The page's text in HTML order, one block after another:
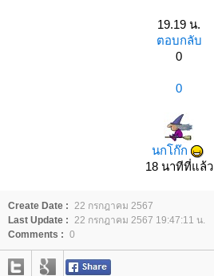
19.19 น.
ตอบกลับ
0
0
นกโก๊ก
18 นาทีที่แล้ว
Create Date : 22 กรกฎาคม 2567
Last Update : 22 กรกฎาคม 2567 19:47:11 น.
Comments : 0